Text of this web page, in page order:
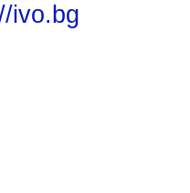
ivo.bg